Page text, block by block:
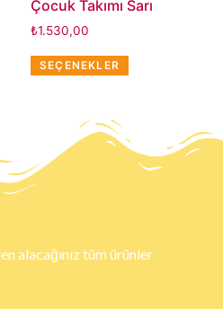
Çocuk Takımı Sarı
₺1.530,00
SEÇENEKLER
alacağınız tüm ürünler